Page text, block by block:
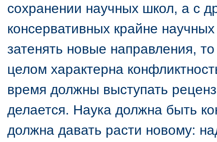
сохранении научных школ, а с
консервативных крайне
затенять новые направления,
целом характерна
время должны выступать
делается. Наука должна быть
должна давать расти новому: